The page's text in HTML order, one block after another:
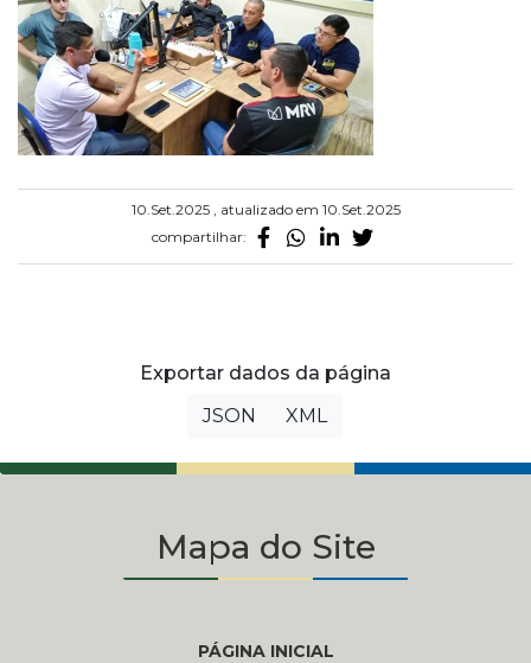
10.Set.2025 , atualizado em 10.Set.2025
compartilhar:
Exportar dados da página
JSON
XML
Mapa do Site
PÁGINA INICIAL